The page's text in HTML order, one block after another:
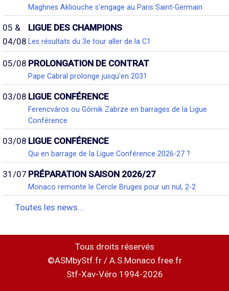
Maghnes Akliouche s'engage au Paris Saint-Germain
05 &
04/08
LIGUE DES CHAMPIONS
Les résultats du 3e tour aller de la C1
05/08 PROLONGATION DE CONTRAT
Pape Cabral prolonge jusqu'en 2031
03/08 LIGUE CONFÉRENCE
Ferencváros ou Górnik Zabrze en barrages de la Ligue
Conférence
03/08 LIGUE CONFÉRENCE
Qui en barrage de la Ligue Conférence 2026-27 ?
31/07 PRÉPARATION SAISON 2026/27
Monaco remonte le Cercle Bruges pour un nul, 2-2
Toutes les news...
Tous droits réservés
©ASMbyStf.fr / A.S.Monaco.free.fr
Stf-Xav-Véro 1994-2026